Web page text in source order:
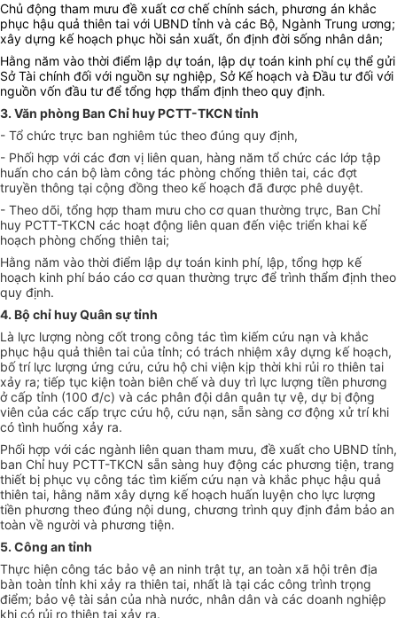
Chủ động tham mưu đề xuất cơ chế chính sách, phương án khắc
phục hậu quả thiên tai với UBND tỉnh và các Bộ, Ngành Trung ương;
xây dựng kế hoạch phục hồi sản xuất, ổn định đời sống nhân dân;
Hằng năm vào thời điểm lập dự toán, lập dự toán kinh phí cụ thể gửi
Sở Tài chính đối với nguồn sự nghiệp, Sở Kế hoạch và Đầu tư đối với
nguồn vốn đầu tư để tổng hợp thẩm định theo quy định.
3. Văn phòng Ban Chỉ huy PCTT-TKCN tỉnh
- Tổ chức trực ban nghiêm túc theo đúng quy định,
- Phối hợp với các đơn vị liên quan, hàng năm tổ chức các lớp tập
huấn cho cán bộ làm công tác phòng chống thiên tai, các đợt
truyền thông tại cộng đồng theo kế hoạch đã được phê duyệt.
- Theo dõi, tổng hợp tham mưu cho cơ quan thường trực, Ban Chỉ
huy PCTT-TKCN các hoạt động liên quan đến việc triển khai kế
hoạch phòng chống thiên tai;
Hằng năm vào thời điểm lập dự toán kinh phí, lập, tổng hợp kế
hoạch kinh phí báo cáo cơ quan thường trực để trình thẩm định theo
quy định.
4. Bộ chỉ huyQuân sự tỉnh
Là lực lượng nòng cốt trong công tác tìm kiếm cứu nạn và khắc
phục hậu quả thiên tai của tỉnh; có trách nhiệm xây dựng kế hoạch,
bố trí lực lượng ứng cứu, cứu hộ chi viện kịp thời khi rủi ro thiên tai
xảy ra; tiếp tục kiện toàn biên chế và duy trì lực lượng tiền phương
ở cấp tỉnh (100 đ/c) và các phân đội dân quân tự vệ, dự bị động
viên của các cấp trực cứu hộ, cứu nạn, sẵn sàng cơ động xử trí khi
có tình huống xảy ra.
Phối hợp với các ngành liên quan tham mưu, đề xuất cho UBND tỉnh,
ban Chỉ huy PCTT-TKCN sẵn sàng huy động các phương tiện, trang
thiết bị phục vụ công tác tìm kiếm cứu nạn và khắc phục hậu quả
thiên tai, hằng năm xây dựng kế hoạch huấn luyện cho lực lượng
tiền phương theo đúng nội dung, chương trình quy định đảm bảo an
toàn về người và phương tiện.
5. Công an tỉnh
Thực hiện công tác bảo vệ an ninh trật tự, an toàn xã hội trên địa
bàn toàn tỉnh khi xảy ra thiên tai, nhất là tại các công trình trọng
điểm; bảo vệ tài sản của nhà nước, nhân dân và các doanh nghiệp
khi có rủi ro thiên tai xảy ra.